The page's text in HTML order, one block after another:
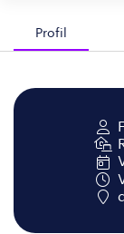
Profil